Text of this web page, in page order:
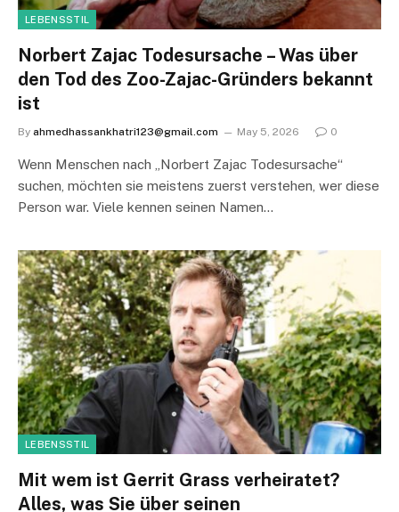
LEBENSSTIL
Norbert Zajac Todesursache – Was über
den Tod des Zoo-Zajac-Gründers bekannt
ist
By ahmedhassankhatri123@gmail.com May 5, 2026 0
Wenn Menschen nach „Norbert Zajac Todesursache“
suchen, möchten sie meistens zuerst verstehen, wer diese
Person war. Viele kennen seinen Namen…
LEBENSSTIL
Mit wem ist Gerrit Grass verheiratet?
Alles, was Sie über seinen